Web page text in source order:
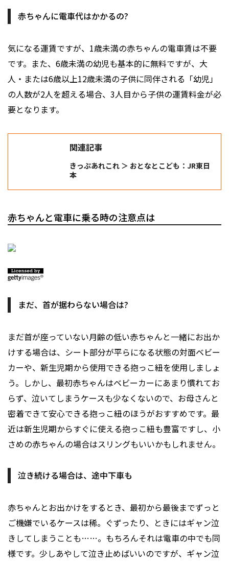
赤ちゃんに電車代はかかるの?
気になる運賃ですが、1歳未満の赤ちゃんの電車賃は不要
です。また、6歳未満の幼児も基本的に無料ですが、大
人・または6歳以上12歳未満の子供に同伴される「幼児」
の人数が2人を超える場合、3人目から子供の運賃料金が必
要となります。
関連記事
きっぷあれこれ ＞ おとなとこども：JR東日
本
赤ちゃんと電車に乗る時の注意点は
まだ、首が据わらない場合は?
まだ首が座っていない月齢の低い赤ちゃんと一緒にお出か
けする場合は、シート部分が平らになる状態の対面ベビー
カーや、新生児期から使用できる抱っこ紐を使用しましょ
う。しかし、最初赤ちゃんはベビーカーにあまり慣れてお
らず、泣いてしまうケースも少なくないので、お母さんと
密着できて安心できる抱っこ紐のほうがおすすめです。最
近は新生児期からすぐに使える抱っこ紐も豊富ですし、小
さめの赤ちゃんの場合はスリングもいいかもしれません。
泣き続ける場合は、途中下車も
赤ちゃんとお出かけをするとき、最初から最後までずっと
ご機嫌でいるケースは稀。ぐずったり、ときにはギャン泣
きしてしまうことも……。もちろんそれは電車の中でも同
様です。少しあやして泣き止めばいいのですが、ギャン泣